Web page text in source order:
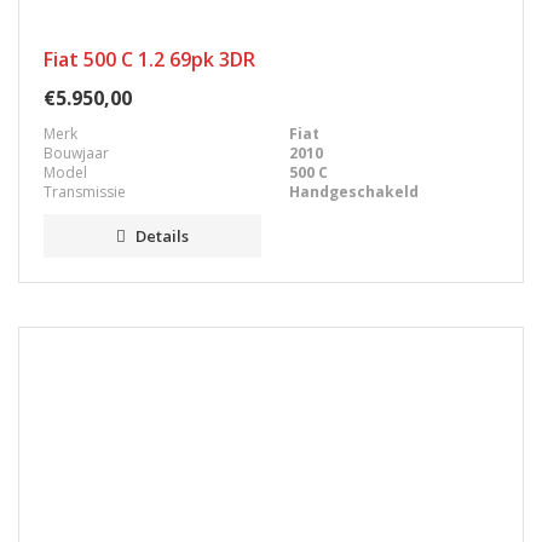
Fiat 500 C 1.2 69pk 3DR
€5.950,00
Merk
Fiat
Bouwjaar
2010
Model
500 C
Transmissie
Handgeschakeld
Details